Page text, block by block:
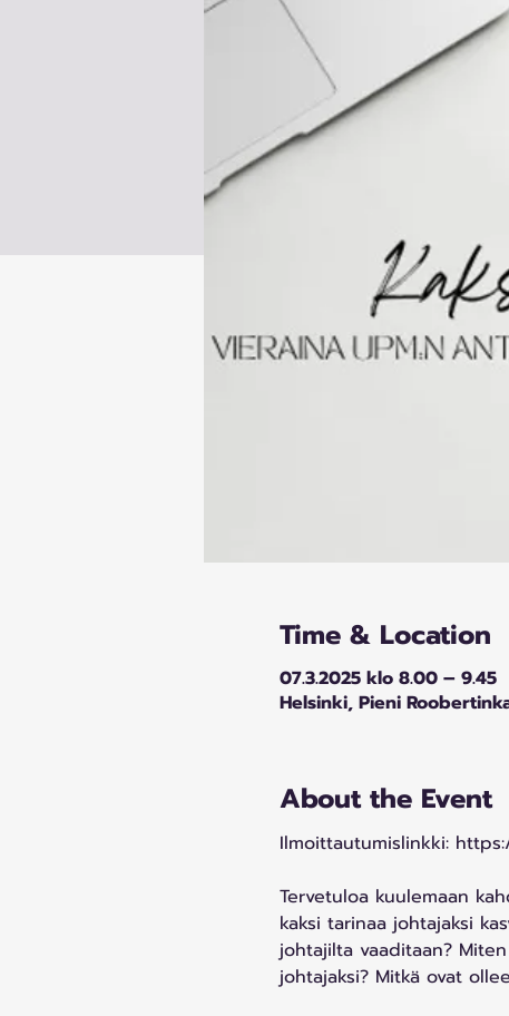
Time & Location
07.3.2025 klo 8.00 – 9.45
Helsinki, Pieni
About the Event
Ilmoittautumislinkki:
Tervetuloa kuulemaan
kaksi tarinaa johtajaksi
johtajilta vaaditaan?
johtajaksi? Mitkä ovat